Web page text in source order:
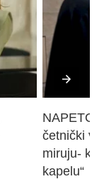
NAPETO
četnički
miruju-
kapelu“